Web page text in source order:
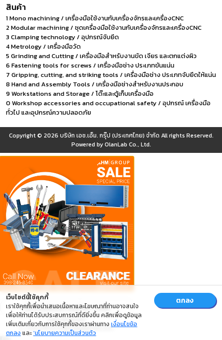
สินค้า
1 Mono machining / เครื่องมือใช้งานกับเครื่องจักรและเครื่องCNC
2 Modular machining / ชุดเครื่องมือใช้งานกับเครื่องจักรและเครื่องCNC
3 Clamping technology / อุปกรณ์จับยึด
4 Metrology / เครื่องมือวัด
5 Grinding and Cutting / เครื่องมือสำหรับงานขัด เจียร และตกแต่งผิว
6 Fastening tools for screws / เครื่องมือช่าง ประเภทขันแน่น
7 Gripping, cutting, and striking tools / เครื่องมือช่าง ประเภทจับยึดให้แน่น
8 Hand and Assembly Tools / เครื่องมือช่างสำหรับงานประกอบ
9 Workstations and Storage / โต๊ะและตู้เก็บเครื่องมือ
0 Workshop accessories and occupational safety / อุปกรณ์ เครื่องมือ
ทั่วไป และอุปกรณ์ความปลอดภัย
Copyright © 2026 บริษัท เอช.เอ็ม. กรุ๊ป (ประเทศไทย) จำกัด All rights Reserved.
Powered byOlanLab Co., Ltd.
เว็บไซต์นี้ใช้คุกกี้
เราใช้คุกกี้เพื่อนำเสนอเนื้อหาและโฆษณาที่ท่านอาจสนใจ
เพื่อให้ท่านได้รับประสบการณ์ที่ดียิ่งขึ้น คลิกเพื่อดูข้อมูล
เพิ่มเติมเกี่ยวกับการใช้คุกกี้ของเราผ่านทาง เงื่อนไขข้อ
ตกลง และ‘นโยบายความเป็นส่วนตัว
ตกลง